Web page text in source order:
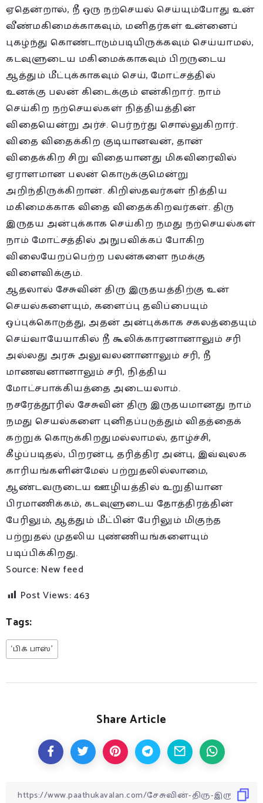
ஏதென்றால், நீ ஒரு நற்செயல் செய்யும்போது உன்
வீண்மகிமைக்காகவும், மனிதர்கள் உன்னைப்
புகழ்ந்து கொண்டாடும்படியிருக்கவும் செய்யாமல்,
கடவுளுடைய மகிமைக்காகவும் பிறருடைய
ஆத்தும் மீட்புக்காகவும் செய், மோட்சத்தில்
உனக்கு பலன் கிடைக்கும் என்கிறார். நாம்
செய்கிற நற்செயல்கள் நித்தியத்தின்
விதையென்று அர்ச். பெர்நர்து சொல்லுகிறார்.
விதை விதைக்கிற குடியானவன், தான்
விதைக்கிற சிறு விதையானது மிகவிரைவில்
ஏராளமான பலன் கொடுக்குமென்று
அறிந்திருக்கிறான். கிறிஸ்தவர்கள் நித்திய
மகிமைக்காக விதை விதைக்கிறவர்கள். திரு
இருதய அன்புக்காக செய்கிற நமது நற்செயல்கள்
நாம் மோட்சத்தில் அநுபவிக்கப் போகிற
விலையேறப்பெற்ற பலன்களை நமக்கு
விளைவிக்கும்.
ஆதலால் சேசுவின் திரு இருதயத்திற்கு உன்
செயல்களையும், களைப்பு தவிப்பையும்
ஒப்புக்கொடுத்து, அதன் அன்புக்காக சகலத்தையும்
செய்வாயேயாகில் நீ கூலிக்காரனானாலும் சரி
அல்லது அரசு அலுவலனானாலும் சரி, நீ
மாணவனானாலும் சரி, நித்திய
மோட்சபாக்கியத்தை அடையலாம்.
நசரேத்தூரில் சேசுவின் திரு இருதயமானது நாம்
நமது செயல்களை புனிதப்படுத்தும் விதத்தைக்
கற்றுக் கொடுக்கிறதுமல்லாமல், தாழ்ச்சி,
கீழ்ப்படிதல், பிறரன்பு, தரித்திர அன்பு, இவ்வுலக
காரியங்களின்மேல் பற்றுதலில்லாமை,
ஆண்டவருடைய ஊழியத்தில் உறுதியான
பிரமாணிக்கம், கடவுளுடைய தோத்திரத்தின்
பேரிலும், ஆத்தும் மீட்பின் பேரிலும் மிகுந்த
பற்றுதல் முதலிய புண்ணியங்களையும்
படிப்பிக்கிறது.
Source: New feed
Post Views:463
Tags:
‘பிக் பாஸ்’
Share Article